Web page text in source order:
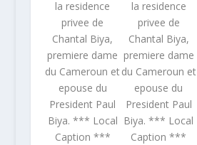
la residence
privee de
Chantal Biya,
premiere dame
du Cameroun et
epouse du
President Paul
Biya. *** Local
Caption ***
la residence
privee de
Chantal Biya,
premiere dame
du Cameroun et
epouse du
President Paul
Biya. *** Local
Caption ***